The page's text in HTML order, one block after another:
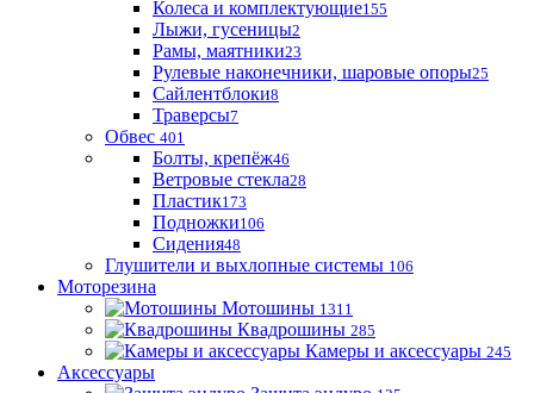
Колеса и комплектующие155
Лыжи, гусеницы2
Рамы, маятники23
Рулевые наконечники, шаровые опоры25
Сайлентблоки8
Траверсы7
Обвес 401
Болты, крепёж46
Ветровые стекла28
Пластик173
Подножки106
Сидения48
Глушители и выхлопные системы 106
Моторезина
Мотошины 1311
Квадрошины 285
Камеры и аксессуары 245
Аксессуары